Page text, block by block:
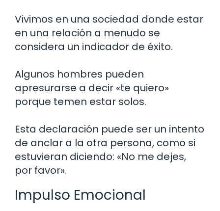
Vivimos en una sociedad donde estar
en una relación a menudo se
considera un indicador de éxito.
Algunos hombres pueden
apresurarse a decir «te quiero»
porque temen estar solos.
Esta declaración puede ser un intento
de anclar a la otra persona, como si
estuvieran diciendo: «No me dejes,
por favor».
Impulso Emocional